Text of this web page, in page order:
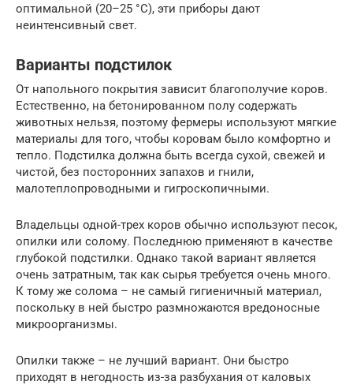
оптимальной (20–25 °C), эти приборы дают
неинтенсивный свет.
Варианты подстилок
От напольного покрытия зависит благополучие коров.
Естественно, на бетонированном полу содержать
животных нельзя, поэтому фермеры используют мягкие
материалы для того, чтобы коровам было комфортно и
тепло. Подстилка должна быть всегда сухой, свежей и
чистой, без посторонних запахов и гнили,
малотеплопроводными и гигроскопичными.
Владельцы одной-трех коров обычно используют песок,
опилки или солому. Последнюю применяют в качестве
глубокой подстилки. Однако такой вариант является
очень затратным, так как сырья требуется очень много.
К тому же солома – не самый гигиеничный материал,
поскольку в ней быстро размножаются вредоносные
микроорганизмы.
Опилки также – не лучший вариант. Они быстро
приходят в негодность из-за разбухания от каловых